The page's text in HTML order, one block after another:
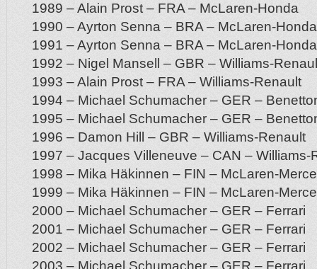
1989 – Alain Prost – FRA – McLaren-Honda
1990 – Ayrton Senna – BRA – McLaren-Honda
1991 – Ayrton Senna – BRA – McLaren-Honda
1992 – Nigel Mansell – GBR – Williams-
1993 – Alain Prost – FRA – Williams-Renault
1994 – Michael Schumacher – GER –
1995 – Michael Schumacher – GER –
1996 – Damon Hill – GBR – Williams-Renault
1997 – Jacques Villeneuve – CAN – Williams-
1998 – Mika Häkinnen – FIN – McLaren-
1999 – Mika Häkinnen – FIN – McLaren-
2000 – Michael Schumacher – GER – Ferrari
2001 – Michael Schumacher – GER – Ferrari
2002 – Michael Schumacher – GER – Ferrari
2003 – Michael Schumacher – GER – Ferrari